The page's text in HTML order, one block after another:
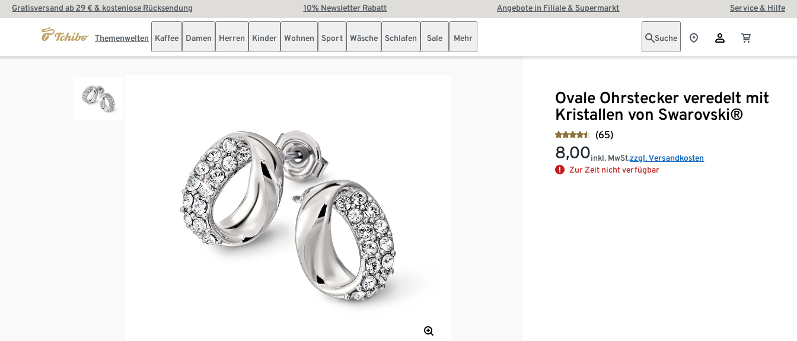
Gratisversand ab 29 € & kostenlose Rücksendung 10% Newsletter Rabatt Angebote in Filiale & Supermarkt Service & Hilfe
Themenwelten Kaffee Damen Herren Kinder Wohnen Sport Wäsche Schlafen Sale Mehr Suche
Ovale Ohrstecker veredelt mit
Kristallen von Swarovski®
(65)
8,00inkl. MwSt.zzgl. Versandkosten
Zur Zeit nicht verfügbar